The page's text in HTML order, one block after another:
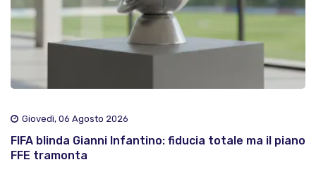
Giovedì, 06 Agosto 2026
FIFA blinda Gianni Infantino: fiducia totale ma il piano
FFE tramonta